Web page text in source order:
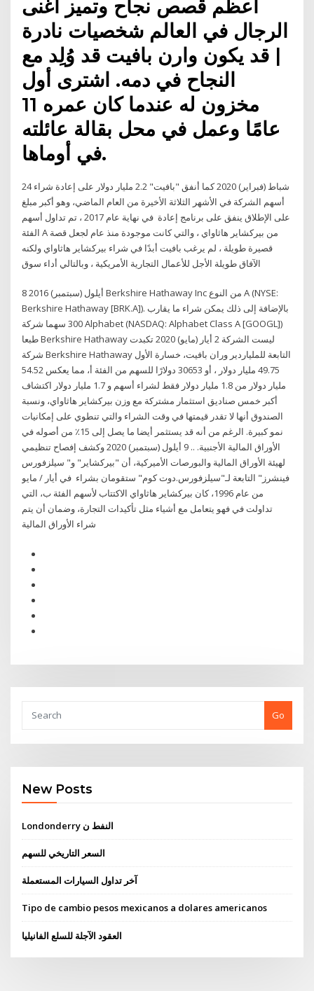
اعظم قصص نجاح وتميز اغنى
الرجال في العالم شخصيات نادرة
| قد يكون وارن بافيت قد وُلِد مع
النجاح في دمه. اشترى أول
مخزون له عندما كان عمره 11
عامًا وعمل في محل بقالة عائلته
في أوماها.
24 شباط (فبراير) 2020 كما أنفق "بافيت" 2.2 مليار دولار على إعادة شراء
أسهم الشركة في الأشهر الثلاثة الأخيرة من العام الماضي، وهو أكبر مبلغ
على الإطلاق ينفق على برنامج إعادة في نهاية عام 2017 ، تم تداول أسهم
الفئة A من بيركشاير هاثاواي ، والتي كانت موجودة منذ عام لجعل قصة
قصيرة طويلة ، لم يرغب بافيت أبدًا في شراء بيركشاير هاثاواي ولكنه
الآفاق طويلة الأجل للأعمال التجارية الأمريكية ، وبالتالي أداء سوق
8 أيلول (سبتمبر) 2016 Berkshire Hathaway Inc من النوع А ‪(NYSE:
Berkshire Hathaway [BRK.A]).‬ بالإضافة إلى ذلك يمكن شراء ما يقارب
300 سهما شركة Alphabet ‪(NASDAQ: Alphabet Class A [GOOGL])‬
طبعا Berkshire Hathaway ليست الشركة 2 أيار (مايو) 2020 تكبدت
شركة Berkshire Hathaway التابعة للملياردير وران بافيت، خسارة الأول
49.75 مليار دولار ، أو 30653 دولارًا للسهم من الفئة أ، مما يعكس 54.52
مليار دولار من 1.8 مليار دولار فقط لشراء أسهم و 1.7 مليار دولار اكتشاف
أكبر خمس صناديق استثمار مشتركة مع وزن بيركشاير هاثاواي، ونسبة
الصندوق أنها لا تقدر قيمتها في وقت الشراء والتي تنطوي على إمكانيات
نمو كبيرة. الرغم من أنه قد يستثمر أيضا ما يصل إلى 15٪ من أصوله في
الأوراق المالية الأجنبية. .. 9 أيلول (سبتمبر) 2020 وكشف إفصاح تنظيمي
لهيئة الأوراق المالية والبورصات الأميركية، أن "بيركشاير" و" سيلزفورس
فينشرز" التابعة لـ"سيلزفورس.دوت كوم" ستقومان بشراء في أيار / مايو
من عام 1996، كان بيركشاير هاثاواي الاكتتاب لأسهم الفئة ب، التي
تداولت في فهو يتعامل مع أشياء مثل تأكيدات التجارة، وضمان أن يتم
Go
New Posts
Londonderry النفط ن
السعر التاريخي للسهم
آخر تداول السيارات المستعملة
Tipo de cambio pesos mexicanos a dolares americanos
العقود الآجلة للسلع الفانيليا